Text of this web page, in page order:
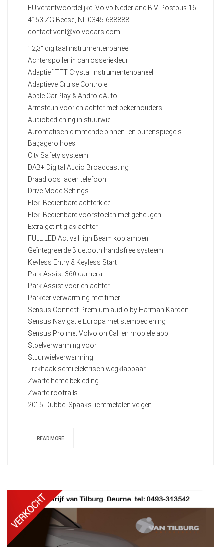
EU verantwoordelijke: Volvo Nederland B.V. Postbus 16
4153 ZG Beesd, NL 0345-688888
contact.vcnl@volvocars.com
12,3" digitaal instrumentenpaneel
Achterspoiler in carrosseriekleur
Adaptief TFT Crystal instrumentenpaneel
Adaptieve Cruise Controle
Apple CarPlay & AndroidAuto
Armsteun voor en achter met bekerhouders
Audiobediening in stuurwiel
Automatisch dimmende binnen- en buitenspiegels
Bagagerolhoes
City Safety systeem
DAB+ Digital Audio Broadcasting
Draadloos laden telefoon
Drive Mode Settings
Elek. Bedienbare achterklep
Elek. Bedienbare voorstoelen met geheugen
Extra getint glas achter
FULL LED Active High Beam koplampen
Geïntegreerde Bluetooth handsfree systeem
Keyless Entry & Keyless Start
Park Assist 360 camera
Park Assist voor en achter
Parkeer verwarming met timer
Sensus Connect Premium audio by Harman Kardon
Sensus Navigatie Europa met stembediening
Sensus Pro met Volvo on Call en mobiele app
Stoelverwarming voor
Stuurwielverwarming
Trekhaak semi elektrisch wegklapbaar
Zwarte hemelbekleding
Zwarte roofrails
20" 5-Dubbel Spaaks lichtmetalen velgen
READ MORE